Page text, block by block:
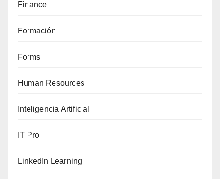
Finance
Formación
Forms
Human Resources
Inteligencia Artificial
IT Pro
LinkedIn Learning